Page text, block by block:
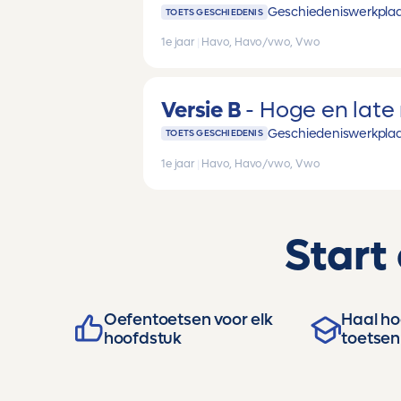
TOETS GESCHIEDENIS
1e jaar Havo, Havo/vwo, Vwo
Versie B Hoge en
TOETS GESCHIEDENIS
1e jaar Havo, Havo/vwo, Vwo
Start
Oefentoetsen voor elk
hoofdstuk
Haal
toetsen